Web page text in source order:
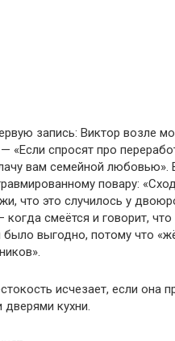
запись: Виктор возле
«Если спросят про
вам семейной
повару:
что это случилось у
когда смеётся и говорит, что
выгодно, потому что
исчезает, если она
дверями кухни.